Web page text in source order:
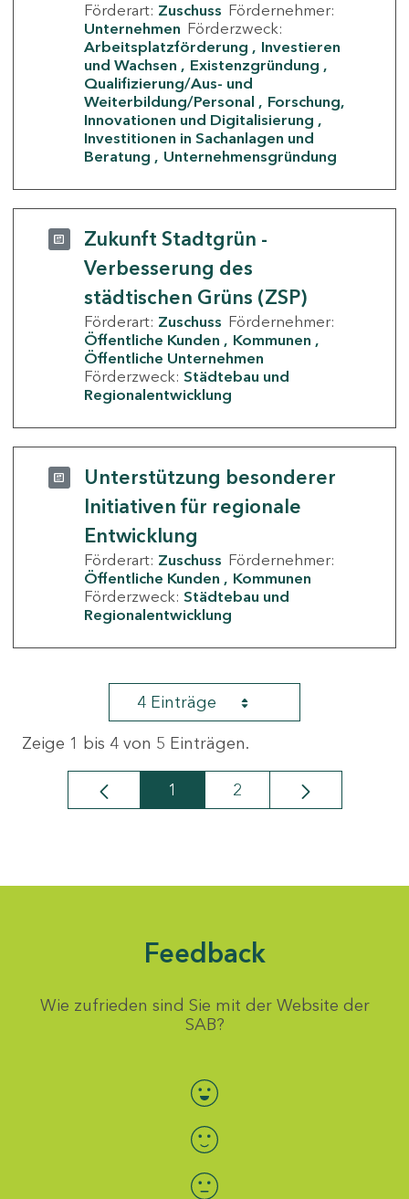
Förderart: Zuschuss Fördernehmer:
Unternehmen Förderzweck:
Arbeitsplatzförderung
Investieren
und Wachsen
Existenzgründung
Qualifizierung/Aus- und
Weiterbildung/Personal
Forschung,
Innovationen und Digitalisierung
Investitionen in Sachanlagen und
Beratung
Unternehmensgründung
Zukunft Stadtgrün -
Verbesserung des
städtischen Grüns (ZSP)
Förderart: Zuschuss Fördernehmer:
Öffentliche Kunden
Kommunen
Öffentliche Unternehmen
Förderzweck: Städtebau und
Regionalentwicklung
Unterstützung besonderer
Initiativen für regionale
Entwicklung
Förderart: Zuschuss Fördernehmer:
Öffentliche Kunden
Kommunen
Förderzweck: Städtebau und
Regionalentwicklung
4 Einträge
Zeige 1 bis 4 von 5 Einträgen.
Seite
1 Seite
2
Feedback
Wie zufrieden sind Sie mit der Website der
SAB?
Bewertung auswählen